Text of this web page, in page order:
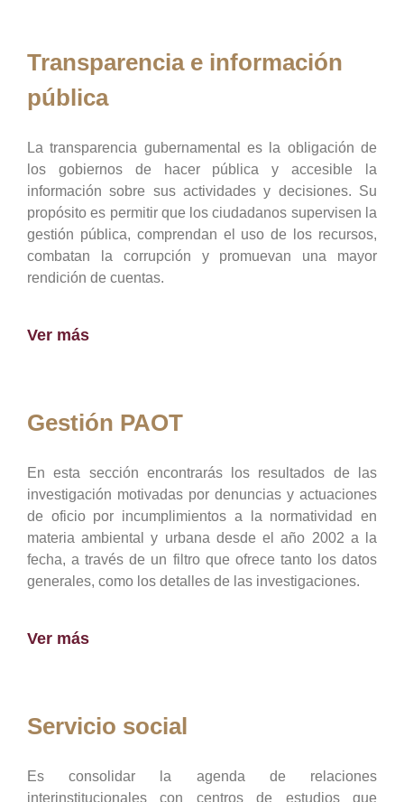
Transparencia e información
pública
La transparencia gubernamental es la obligación de
los gobiernos de hacer pública y accesible la
información sobre sus actividades y decisiones. Su
propósito es permitir que los ciudadanos supervisen la
gestión pública, comprendan el uso de los recursos,
combatan la corrupción y promuevan una mayor
rendición de cuentas.
Ver más
Gestión PAOT
En esta sección encontrarás los resultados de las
investigación motivadas por denuncias y actuaciones
de oficio por incumplimientos a la normatividad en
materia ambiental y urbana desde el año 2002 a la
fecha, a través de un filtro que ofrece tanto los datos
generales, como los detalles de las investigaciones.
Ver más
Servicio social
Es consolidar la agenda de relaciones
interinstitucionales con centros de estudios que